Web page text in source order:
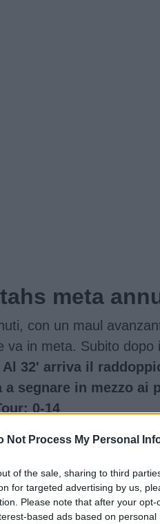
Not Process My Personal
of the sale, sharing to third
for targeted advertising by us,
Please note that after your
based ads based on
meta
con un maul
in meta. Subito dopo
Al 32' arriva il
segnare in mezzo ai
0-14